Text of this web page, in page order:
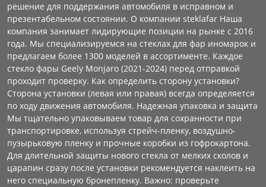
решение для поддержания автомобиля в исправном и
презентабельном состоянии. О компании steklafar Наша
компания занимает лидирующие позиции на рынке с 2016
года. Мы специализируемся на стеклах для фар иномарок и
предлагаем более 1300 моделей в ассортименте. Каждое
стекло фары Geely Monjaro (2021-2024) перед отправкой
проходит проверку. Как определить сторону установки?
Сторона установки (левая или правая) всегда определяется
по ходу движения автомобиля. Надежная упаковка и защита
Мы тщательно упаковываем товар для сохранности при
транспортировке, используя стрейч-пленку, воздушно-
пузырьковую пленку и прочные коробки из гофрокартона.
Для длительной защиты нового стекла от мелких сколов и
царапин сразу после установки рекомендуется наклеить на
него специальную бронепленку. Важно: проверьте